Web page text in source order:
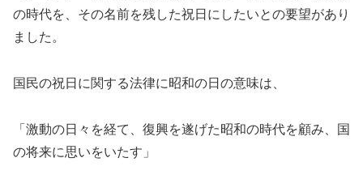
の時代を、その名前を残した祝日にしたいとの要望があり
ました。
国民の祝日に関する法律に昭和の日の意味は、
「激動の日々を経て、復興を遂げた昭和の時代を顧み、国
の将来に思いをいたす」